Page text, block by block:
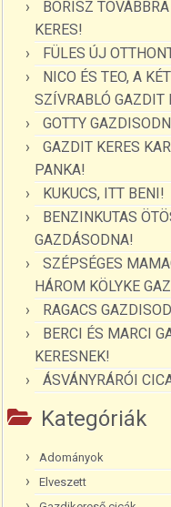
BORISZ
KERES!
FÜLES ÚJ
NICO ÉS TEO, A
SZÍVRABLÓ GAZDIT
GOTTY
GAZDIT KERES
PANKA!
KUKUCS, ITT BENI!
BENZINKUTAS
GAZDÁSODNA!
SZÉPSÉGES
HÁROM KÖLYKE
RAGACS
BERCI ÉS MARCI
KERESNEK!
ÁSVÁNYRÁRÓI
Kategóriák
Adományok
Elveszett